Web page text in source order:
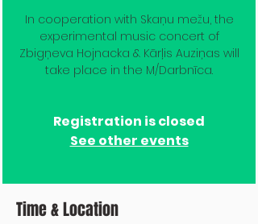
In cooperation with Skaņu mežu, the
experimental music concert of
Zbigņeva Hojnacka & Kārļis Auziņas will
Registration is closed
See other events
Time & Location